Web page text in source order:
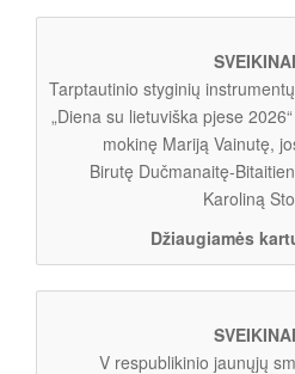
Tarptautinio styginių
„Diena su lietuviška pjese
mokinę Mariją Vainutę,
Birutę Dučmanaitę-
Karoliną
Džiaugiamės
V respublikinio jaunųjų